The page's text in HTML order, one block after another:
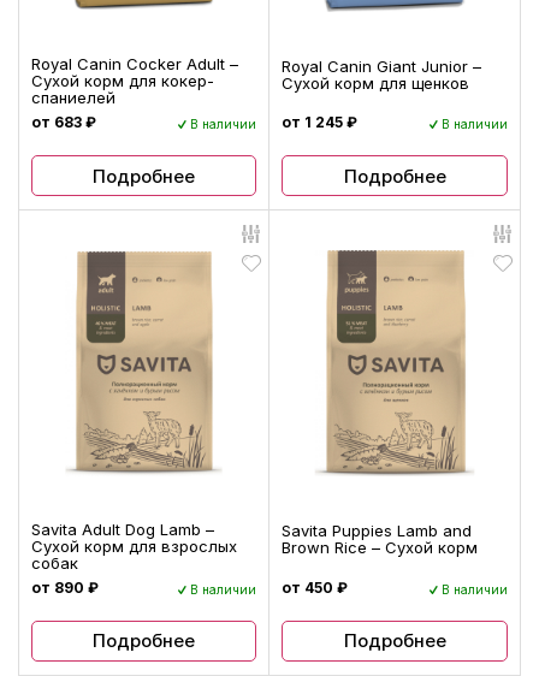
Royal Canin Cocker Adult –
Сухой корм для кокер-
спаниелей
от 683 ₽ В наличии
Подробнее
Royal Canin Giant Junior –
Сухой корм для щенков
от 1 245 ₽ В наличии
Подробнее
Savita Adult Dog Lamb –
Сухой корм для взрослых
собак
от 890 ₽ В наличии
Подробнее
Savita Puppies Lamb and
Brown Rice – Сухой корм
от 450 ₽ В наличии
Подробнее